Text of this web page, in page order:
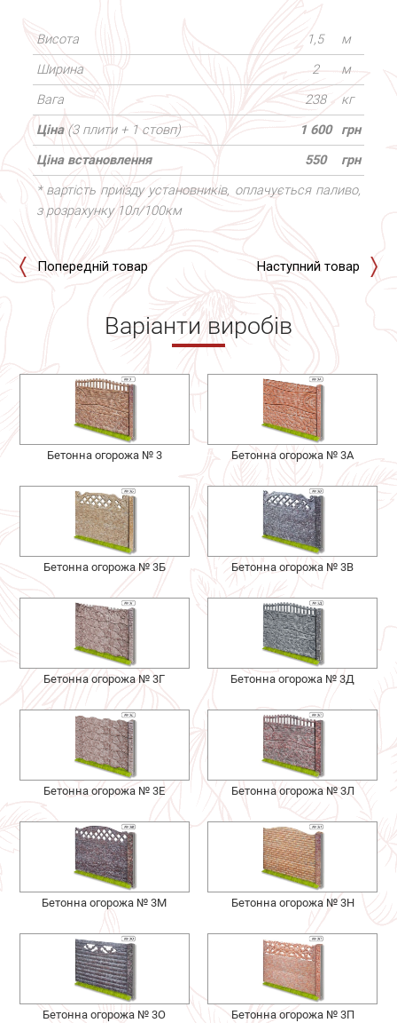
Висота 1,5
м
Ширина
2
м
Вага
238
кг
Ціна (3 плити + 1 стовп) 1 600
грн
Ціна встановлення
550
грн
* вартість приїзду установників, оплачується паливо,
з розрахунку 10л/100км
Попередній товар Наступний товар
Варіанти виробів
Бетонна огорожа № 3 Бетонна огорожа № 3А
Бетонна огорожа № 3Б Бетонна огорожа № 3В
Бетонна огорожа № 3Г Бетонна огорожа № 3Д
Бетонна огорожа № 3Е Бетонна огорожа № 3Л
Бетонна огорожа № 3М Бетонна огорожа № 3Н
Бетонна огорожа № 3О Бетонна огорожа № 3П